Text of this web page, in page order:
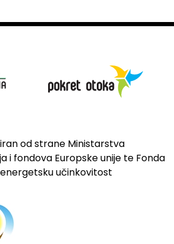
od strane Ministarstva
i fondova Europske unije te Fonda
učinkovitost